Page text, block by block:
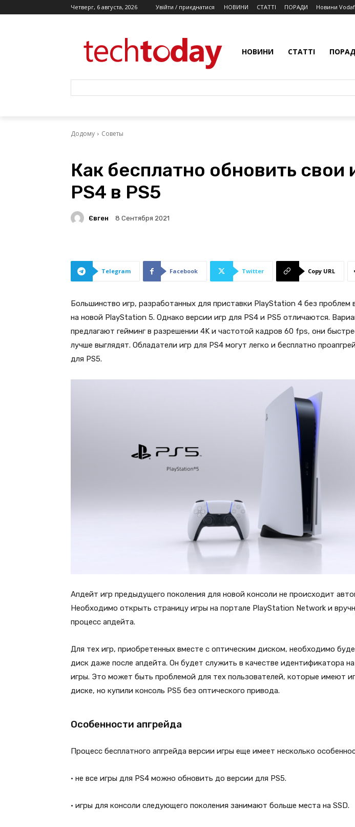
Четверг, 6 августа, 2026 Увійти / приєднатися НОВИНИ СТАТТІ ПОРАДИ Новини
НОВИНИ СТАТТІ
Додому Советы
Как бесплатно обновить свои
PS4 в PS5
Євген 8 Сентября 2021
Telegram Facebook Twitter Copy URL
Большинство игр, разработанных для приставки PlayStation 4 без проблем
на новой PlayStation 5. Однако версии игр для PS4 и PS5 отличаются.
предлагают гейминг в разрешении 4K и частотой кадров 60 fps, они
лучше выглядят. Обладатели игр для PS4 могут легко и бесплатно
для PS5.
Апдейт игр предыдущего поколения для новой консоли не происходит
Необходимо открыть страницу игры на портале PlayStation Network и
процесс апдейта.
Для тех игр, приобретенных вместе с оптическим диском, необходимо
диск даже после апдейта. Он будет служить в качестве идентификатора на
игры. Это может быть проблемой для тех пользователей, которые имеют
диске, но купили консоль PS5 без оптического привода.
Особенности апгрейда
Процесс бесплатного апгрейда версии игры еще имеет несколько
• не все игры для PS4 можно обновить до версии для PS5.
• игры для консоли следующего поколения занимают больше места на SSD.